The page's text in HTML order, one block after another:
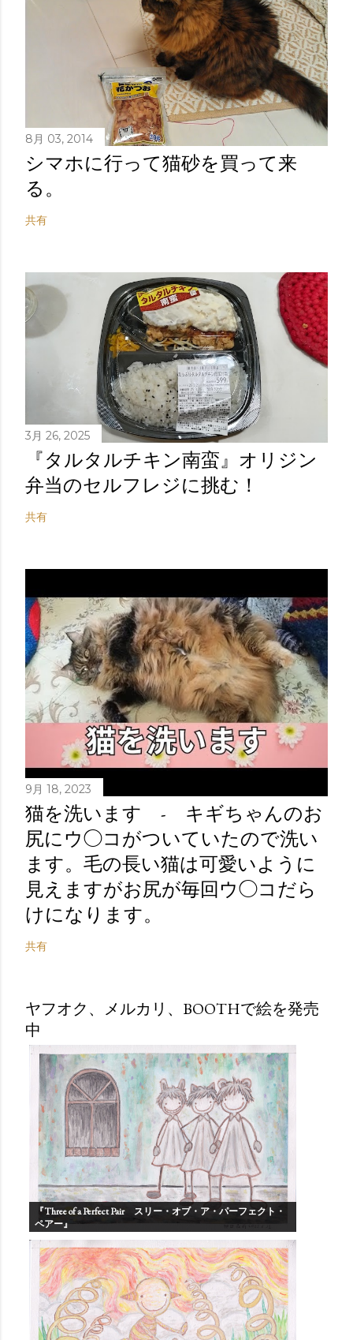
8月 03, 2014
シマホに行って猫砂を買って来
る。
共有
3月 26, 2025
『タルタルチキン南蛮』オリジン
弁当のセルフレジに挑む！
共有
9月 18, 2023
猫を洗います - キギちゃんのお
尻にウ◯コがついていたので洗い
ます。毛の長い猫は可愛いように
見えますがお尻が毎回ウ◯コだら
けになります。
共有
ヤフオク、メルカリ、BOOTHで絵を発売
中
『Three of a Perfect Pair スリー・オブ・ア・パーフェクト・
ペアー』